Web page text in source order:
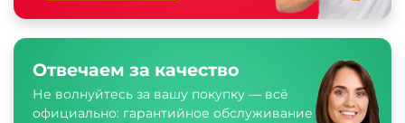
Отвечаем за качество
Не волнуйтесь за вашу покупку — всё
официально: гарантийное обслуживание